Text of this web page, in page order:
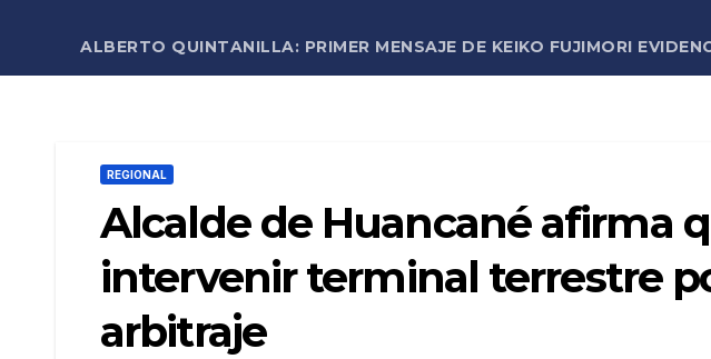
ALBERTO QUINTANILLA: PRIMER MENSAJE DE KEIKO FUJIMORI
REGIONAL
Alcalde de Huancané afirma
intervenir terminal terrestre
arbitraje